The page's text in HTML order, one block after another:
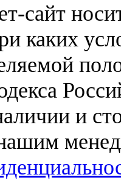
сайт
каких
и